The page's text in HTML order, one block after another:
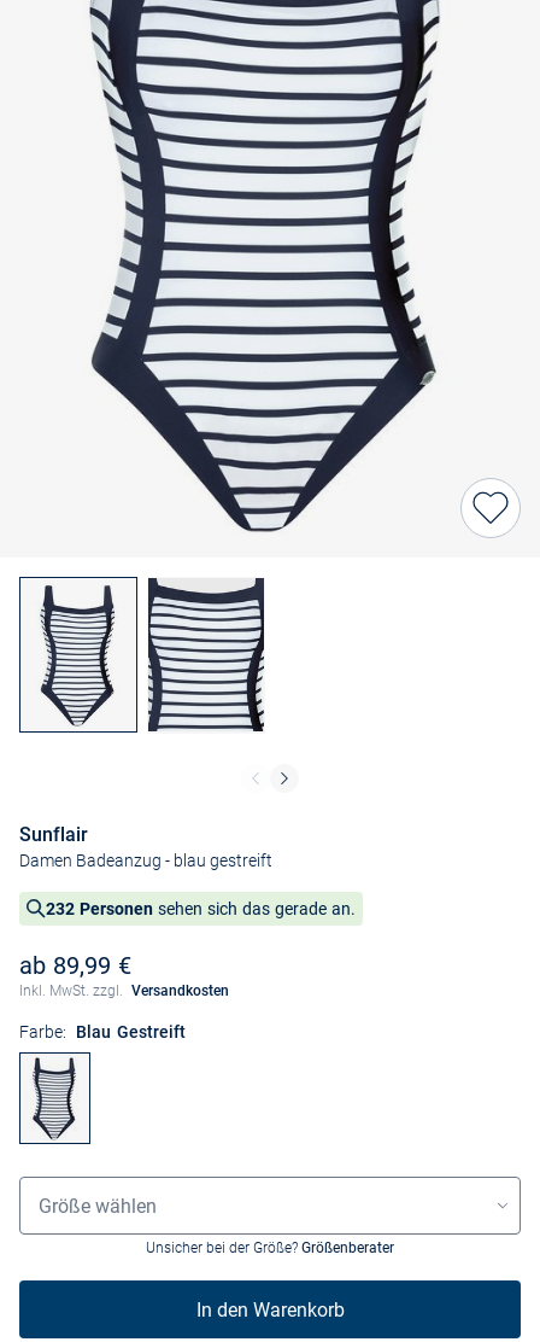
Sunflair
Damen Badeanzug - blau gestreift
232 Personen sehen sich das gerade an.
ab 89,99 €
Inkl. MwSt. zzgl. Versandkosten
Farbe: Blau Gestreift
Grössenauswahl
Größe wählen
Unsicher bei der Größe? Größenberater
In den Warenkorb